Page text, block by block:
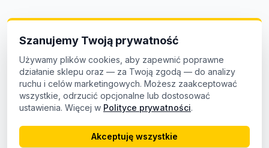
Szanujemy Twoją prywatność
Używamy plików cookies, aby zapewnić poprawne
działanie sklepu oraz — za Twoją zgodą — do analizy
ruchu i celów marketingowych. Możesz zaakceptować
wszystkie, odrzucić opcjonalne lub dostosować
ustawienia. Więcej w Polityce prywatności.
Akceptuję wszystkie